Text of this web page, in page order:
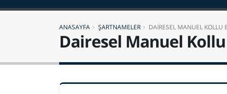
ANASAYFA ŞARTNAMELER DAİRESEL MANUEL KOLLU
Dairesel Manuel